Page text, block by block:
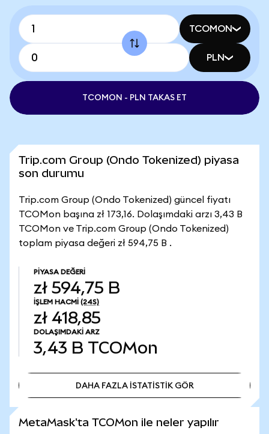
TCOMON
PLN
TCOMON - PLN TAKAS ET
Trip.com Group (Ondo Tokenized) piyasa
son durumu
Trip.com Group (Ondo Tokenized) güncel fiyatı
TCOMon başına zł 173,16. Dolaşımdaki arzı 3,43 B
TCOMon ve Trip.com Group (Ondo Tokenized)
toplam piyasa değeri zł 594,75 B .
PIYASA DEĞERI
zł 594,75 B
İŞLEM HACMI (24S)
zł 418,85
DOLAŞIMDAKI ARZ
3,43 B TCOMon
DAHA FAZLA İSTATİSTİK GÖR
MetaMask'ta TCOMon ile neler yapılır